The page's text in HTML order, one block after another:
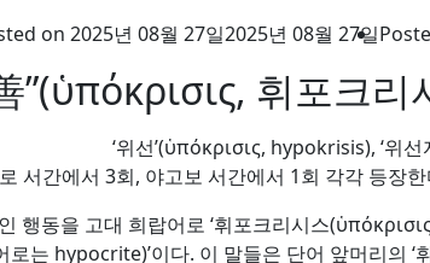
on 2025년 08월 27일2025년 08월 27일
”(ὑπόκρισις, 휘포크리
‘위선’(ὑπόκρισις, hypokrisis), ‘위
서간에서 3회, 야고보 서간에서 1회 각각 등장한
행동을 고대 희랍어로 ‘휘포크리시스
는 hypocrite)’이다. 이 말들은 단어 앞머리의 ‘